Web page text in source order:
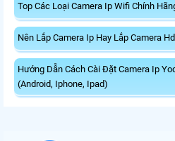
Top Các Loại Camera Ip Wifi Chính
Nên Lắp Camera Ip Hay Lắp Camera
Hướng Dẫn Cách Cài Đặt Camera Ip
(Android, Iphone, Ipad)